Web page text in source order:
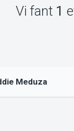
Vi fant 1
Meduza